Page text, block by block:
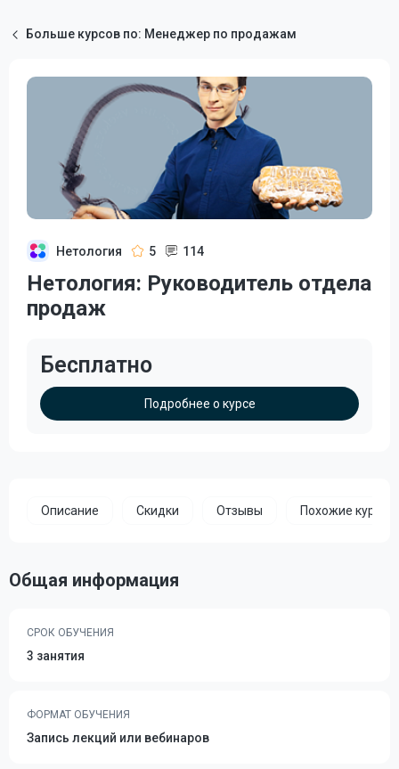
Больше курсов по: Менеджер по продажам
Нетология 5 114
Нетология: Руководитель отдела
продаж
Бесплатно
Подробнее о курсе
Описание Скидки Отзывы Похожие курсы
Общая информация
СРОК ОБУЧЕНИЯ
3 занятия
ФОРМАТ ОБУЧЕНИЯ
Запись лекций или вебинаров